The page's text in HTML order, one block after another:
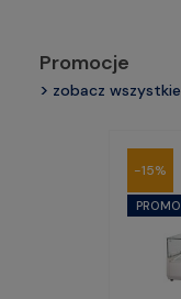
Promocje
zobacz wszystkie
-15%